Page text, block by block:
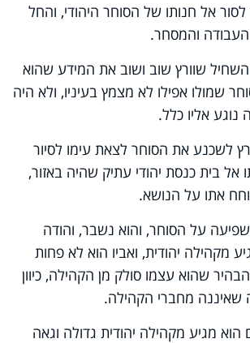
אל חנותו של הסוחר היהודי, והחל
העבודה והמסחר.
השחיל שוורץ שוב ושוב את המידע שהוא
שמולו אפילו לא מצמץ בעיניו, ולא היה
אליו כלל.
לשכנע את הסוחר לצאת עימו לסיור
אל בית כנסת יהודי עתיק שהיה באזור,
אתו על הנושא.
על הסוחר, והוא נשבר, והודה
מקהילה יהודית, ואביו הוא לא פחות
שהוא עצמו סולק מן הקהילה, כיוון
שאיננה מחברי הקהילה.
הוא מגיע מקהילה יהודית גדולה וגאה